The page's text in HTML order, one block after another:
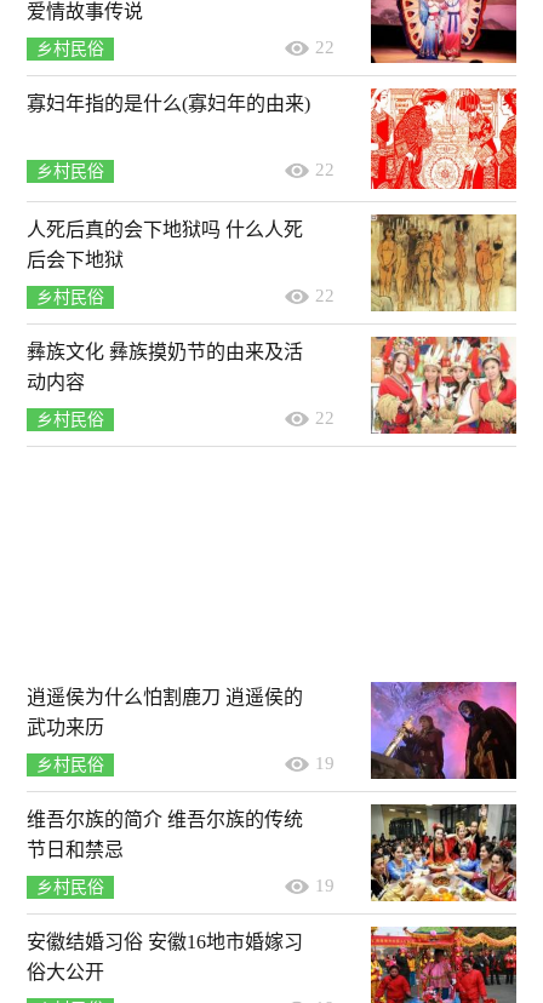
爱情故事传说
乡村民俗 22
寡妇年指的是什么(寡妇年的由来)
乡村民俗 22
人死后真的会下地狱吗 什么人死
后会下地狱
乡村民俗 22
彝族文化 彝族摸奶节的由来及活
动内容
乡村民俗 22
逍遥侯为什么怕割鹿刀 逍遥侯的
武功来历
乡村民俗 19
维吾尔族的简介 维吾尔族的传统
节日和禁忌
乡村民俗 19
安徽结婚习俗 安徽16地市婚嫁习
俗大公开